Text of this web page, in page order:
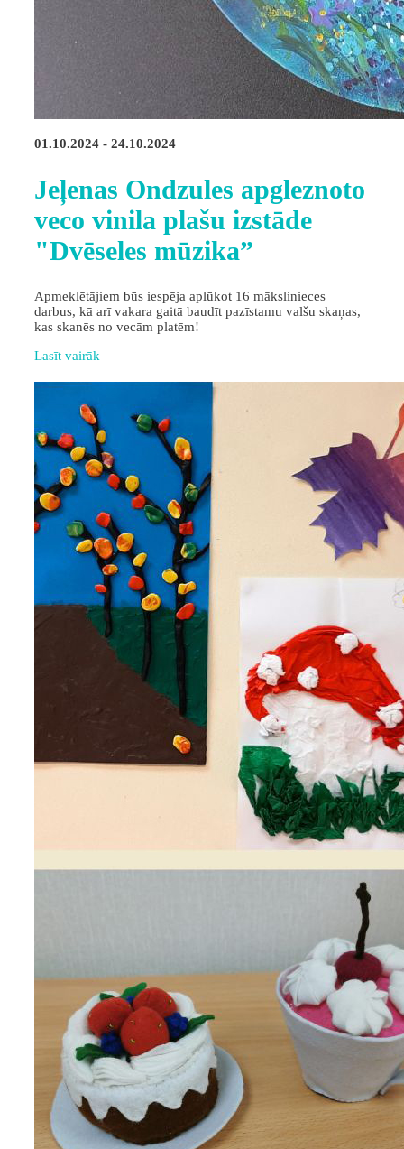
01.10.2024 - 24.10.2024
Jeļenas Ondzules apgleznoto
veco vinila plašu izstāde
"Dvēseles mūzika”
Apmeklētājiem būs iespēja aplūkot 16 mākslinieces
darbus, kā arī vakara gaitā baudīt pazīstamu valšu skaņas,
kas skanēs no vecām platēm!
Lasīt vairāk